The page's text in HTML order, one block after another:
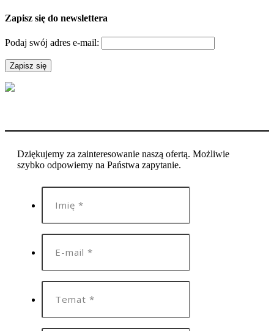
Zapisz się do newslettera
Podaj swój adres e-mail:
Dziękujemy za zainteresowanie naszą ofertą. Możliwie
szybko odpowiemy na Państwa zapytanie.